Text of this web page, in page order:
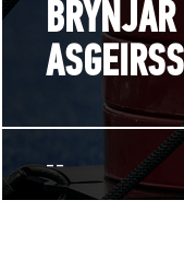
BRYNJAR
--